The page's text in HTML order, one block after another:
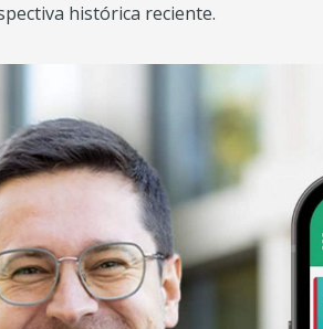
histórica reciente.